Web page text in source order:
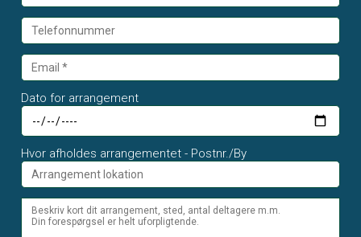
Dato for arrangement
Hvor afholdes arrangementet - Postnr./By